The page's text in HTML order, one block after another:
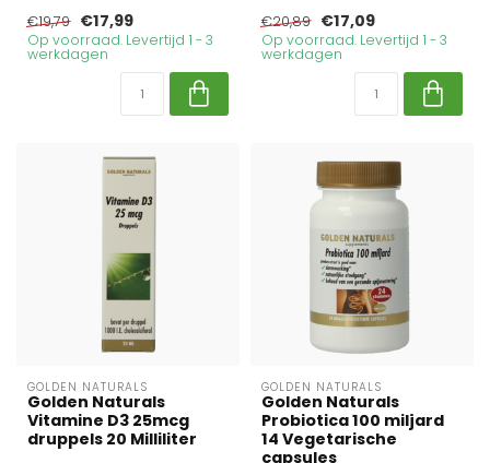
€19,79 €17,99
Op voorraad. Levertijd 1 - 3
werkdagen
€20,89 €17,09
Op voorraad. Levertijd 1 - 3
werkdagen
GOLDEN NATURALS
Golden Naturals
Vitamine D3 25mcg
druppels 20 Milliliter
GOLDEN NATURALS
Golden Naturals
Probiotica 100 miljard
14 Vegetarische
capsules